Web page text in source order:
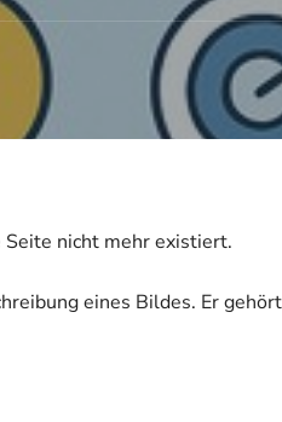
nicht mehr existiert.
eines Bildes. Er